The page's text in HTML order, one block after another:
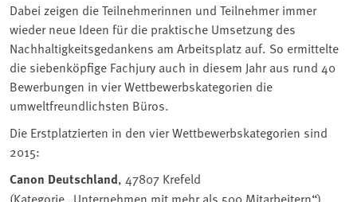
Dabei zeigen die Teilnehmerinnen und Teilnehmer immer
wieder neue Ideen für die praktische Umsetzung des
Nachhaltigkeitsgedankens am Arbeitsplatz auf. So ermittelte
die siebenköpfige Fachjury auch in diesem Jahr aus rund 40
Bewerbungen in vier Wettbewerbskategorien die
umweltfreundlichsten Büros.
Die Erstplatzierten in den vier Wettbewerbskategorien sind
2015:
Canon Deutschland, 47807 Krefeld
(Kategorie „Unternehmen mit mehr als 500 Mitarbeitern“)